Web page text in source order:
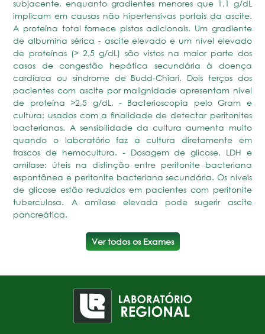
subjacente, enquanto gradientes menores que 1,1 g/dL
implicam em causas não hipertensivas portais da ascite.
A proteína total fornece pistas adicionais. Um gradiente
de albumina sérica - ascite elevado e um nível elevado
de proteínas (> 2,5 g/dL) são vistos na maior parte dos
casos de congestão hepática secundária à doença
cardíaca ou síndrome de Budd-Chiari. Dois terços dos
pacientes com ascite por malignidade apresentam nível
de proteína >2,5 g/dL. - Bacterioscopia pelo Gram e
cultura: usados com a finalidade de detectar peritonites
bacterianas. A sensibilidade da cultura aumenta muito
quando o laboratório faz a cultura diretamente em
frascos de hemocultura. - Dosagem de glicose, LDH e
amilase: úteis na distinção entre peritonite bacteriana
espontânea e peritonite bacteriana secundária. Os níveis
de glicose estão reduzidos em pacientes com peritonite
tuberculosa. A amilase elevada pode sugerir ascite
pancreática.
Ver todos os Exames